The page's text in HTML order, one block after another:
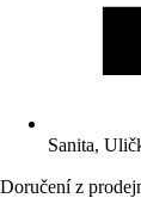
Sanita,
Doručení z